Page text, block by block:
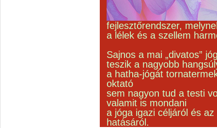
fejlesztőrendszer,
a lélek és a szellem
Sajnos a mai „divatos”
teszik a nagyobb
a hatha-jógát
oktató
sem nagyon tud a testi
valamit is mondani
a jóga igazi céljáról és
hatásáról.